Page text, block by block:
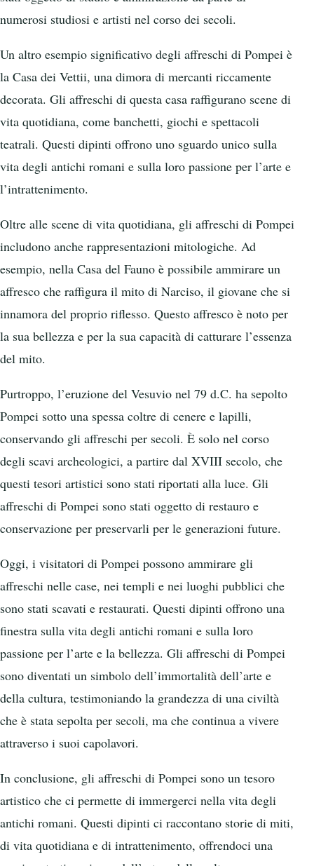
numerosi studiosi e artisti nel corso dei secoli.
Un altro esempio significativo degli affreschi di Pompei è
la Casa dei Vettii, una dimora di mercanti riccamente
decorata. Gli affreschi di questa casa raffigurano scene di
vita quotidiana, come banchetti, giochi e spettacoli
teatrali. Questi dipinti offrono uno sguardo unico sulla
vita degli antichi romani e sulla loro passione per l’arte e
l’intrattenimento.
Oltre alle scene di vita quotidiana, gli affreschi di Pompei
includono anche rappresentazioni mitologiche. Ad
esempio, nella Casa del Fauno è possibile ammirare un
affresco che raffigura il mito di Narciso, il giovane che si
innamora del proprio riflesso. Questo affresco è noto per
la sua bellezza e per la sua capacità di catturare l’essenza
del mito.
Purtroppo, l’eruzione del Vesuvio nel 79 d.C. ha sepolto
Pompei sotto una spessa coltre di cenere e lapilli,
conservando gli affreschi per secoli. È solo nel corso
degli scavi archeologici, a partire dal XVIII secolo, che
questi tesori artistici sono stati riportati alla luce. Gli
affreschi di Pompei sono stati oggetto di restauro e
conservazione per preservarli per le generazioni future.
Oggi, i visitatori di Pompei possono ammirare gli
affreschi nelle case, nei templi e nei luoghi pubblici che
sono stati scavati e restaurati. Questi dipinti offrono una
finestra sulla vita degli antichi romani e sulla loro
passione per l’arte e la bellezza. Gli affreschi di Pompei
sono diventati un simbolo dell’immortalità dell’arte e
della cultura, testimoniando la grandezza di una civiltà
che è stata sepolta per secoli, ma che continua a vivere
attraverso i suoi capolavori.
In conclusione, gli affreschi di Pompei sono un tesoro
artistico che ci permette di immergerci nella vita degli
antichi romani. Questi dipinti ci raccontano storie di miti,
di vita quotidiana e di intrattenimento, offrendoci una